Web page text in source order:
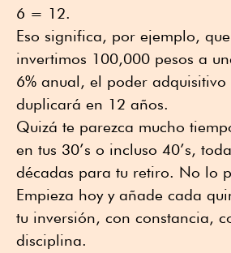
6 = 12.
Eso significa, por ejemplo,
invertimos 100,000 pesos a
6% anual, el poder adquisitivo
duplicará en 12 años.
Quizá te parezca mucho
en tus 30’s o incluso 40’s,
décadas para tu retiro. No lo
Empieza hoy y añade cada
tu inversión, con constancia,
disciplina.